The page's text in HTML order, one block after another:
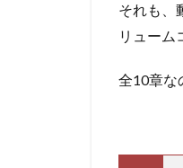
それも、
リューム
全10章な